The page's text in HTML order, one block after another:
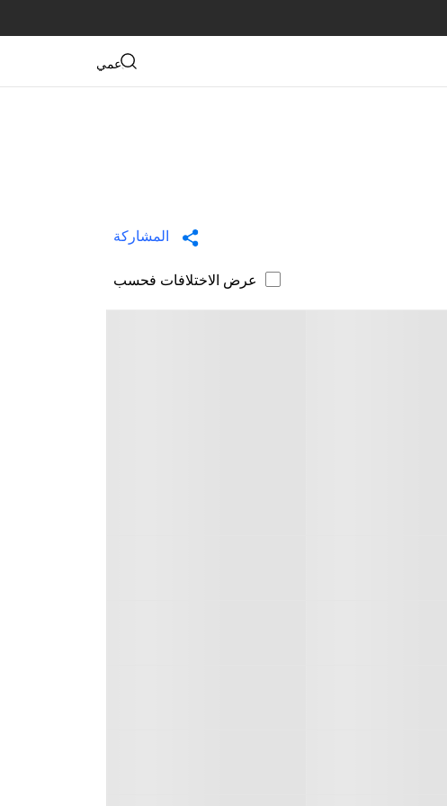
دعمي
المشاركة
عرض الاختلافات فحسب